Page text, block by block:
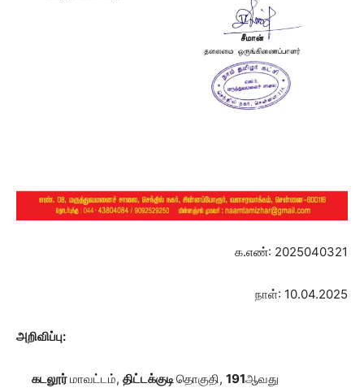
க.எண்: 2025040321
நாள்: 10.04.2025
அறிவிப்பு:
கடலூர்மாவட்டம், திட்டக்குடிதொகுதி, 191ஆவது